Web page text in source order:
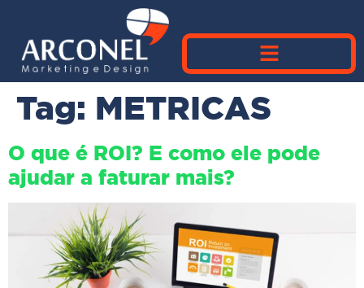
Tag: METRICAS
O que é ROI? E como ele pode
ajudar a faturar mais?